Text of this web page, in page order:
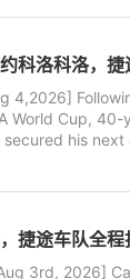
4,2026]
World Cup,
secured his
捷途车队全程
3rd, 2026]